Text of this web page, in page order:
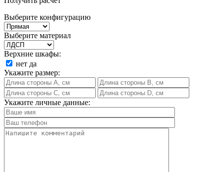
Выберите конфигурацию
Выберите материал
Верхние шкафы:
нет да
Укажите размер:
Укажите личные данные: